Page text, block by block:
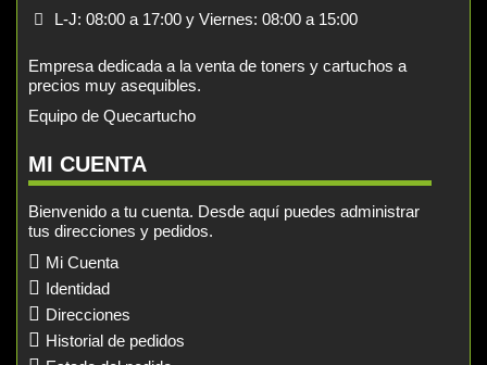
L-J: 08:00 a 17:00 y Viernes: 08:00 a 15:00
Empresa dedicada a la venta de toners y cartuchos a
precios muy asequibles.
Equipo de Quecartucho
MI CUENTA
Bienvenido a tu cuenta. Desde aquí puedes administrar
tus direcciones y pedidos.
Mi Cuenta
Identidad
Direcciones
Historial de pedidos